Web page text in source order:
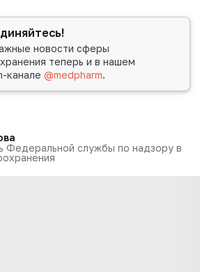
новости сферы
теперь и в нашем
канале@medpharm.
Федеральной службы по надзору в